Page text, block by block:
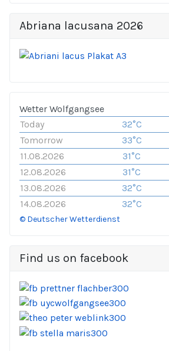
Abriana lacusana 2026
Wetter Wolfgangsee
Today
32°C
Tomorrow
33°C
11.08.2026
31°C
12.08.2026
31°C
13.08.2026
32°C
14.08.2026
32°C
© Deutscher Wetterdienst
Find us on facebook